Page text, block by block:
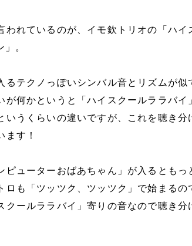
れているのが、イモ欽トリオの「ハイ
。
テクノっぽいシンバル音とリズムが似
が何かというと「ハイスクールララバイ
いうくらいの違いですが、これを聴き分
ます！
ューターおばあちゃん」が入るともっ
も「ツッツク、ツッツク」で始まるの
ールララバイ」寄りの音なので聴き分